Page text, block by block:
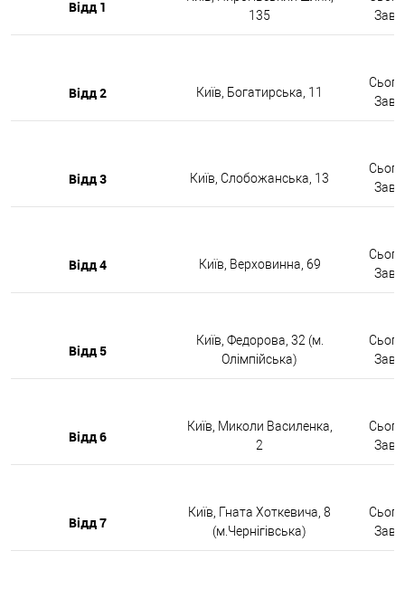
Відд 1
135
Відд 2 Київ, Богатирська, 11
Відд 3 Київ, Слобожанська, 13
Відд 4 Київ, Верховинна, 69
Відд 5
Київ, Федорова, 32 (м.
Олімпійська)
Відд 6
Київ, Миколи Василенка,
2
Відд 7
Київ, Гната Хоткевича, 8
(м.Чернігівська)